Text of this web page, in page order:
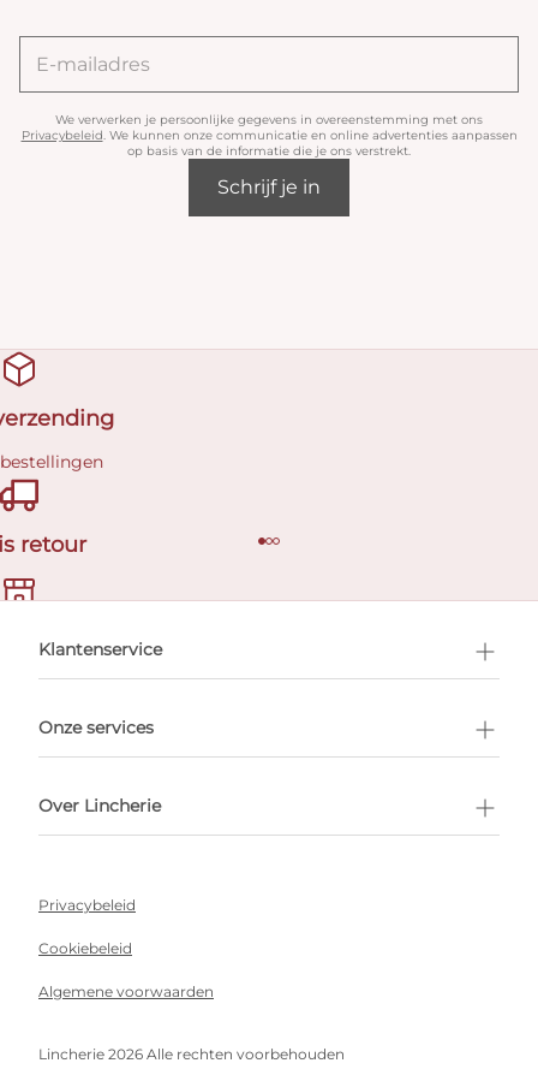
We verwerken je persoonlijke gegevens in overeenstemming met ons
Privacybeleid. We kunnen onze communicatie en online advertenties aanpassen
op basis van de informatie die je ons verstrekt.
Schrijf je in
retour
afspraak
Klantenservice
Onze services
Over Lincherie
Privacybeleid
Cookiebeleid
Algemene voorwaarden
Lincherie 2026 Alle rechten voorbehouden